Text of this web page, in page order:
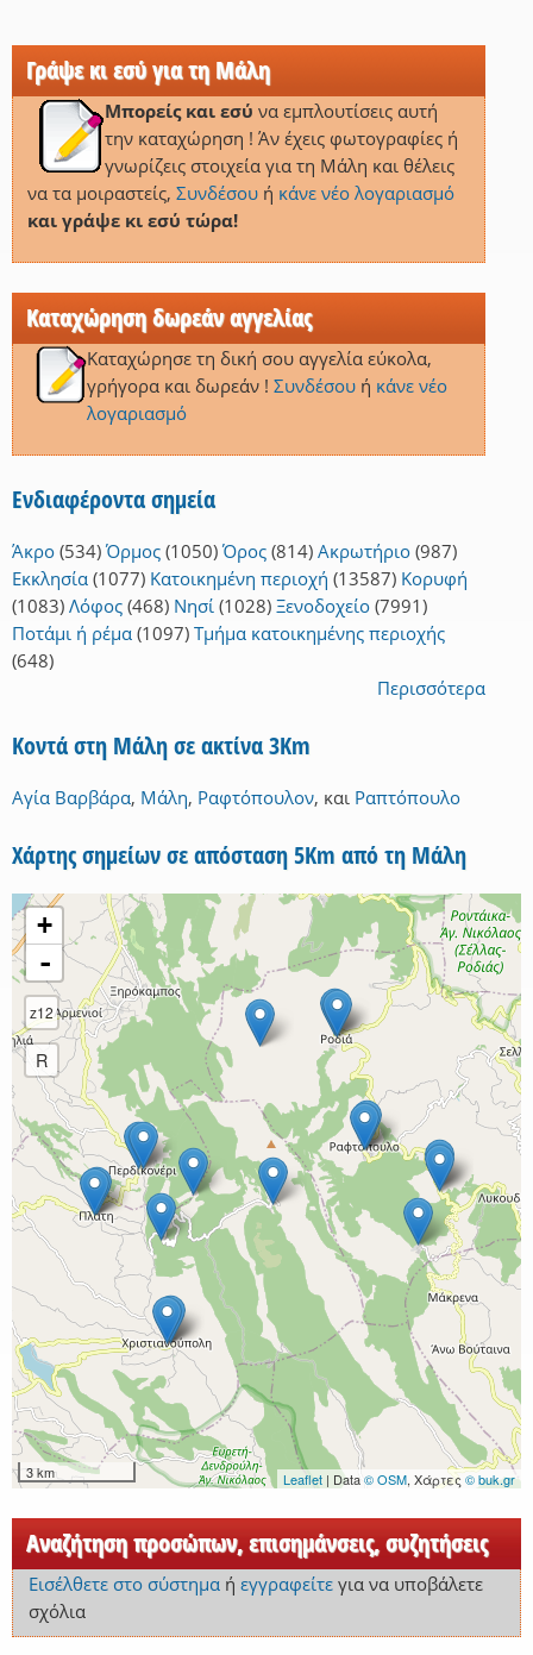
Γράψε κι εσύ για τη Μάλη
Μπορείς και εσύ να εμπλουτίσεις αυτή
την καταχώρηση ! Άν έχεις φωτογραφίες ή
γνωρίζεις στοιχεία για τη Μάλη και θέλεις
να τα μοιραστείς, Συνδέσουή κάνε νέο λογαριασμό
και γράψε κι εσύ τώρα!
Καταχώρηση δωρεάν αγγελίας
Καταχώρησε τη δική σου αγγελία εύκολα,
γρήγορα και δωρεάν ! Συνδέσουή κάνε νέο
λογαριασμό
Ενδιαφέροντα σημεία
Άκρο (534) Όρμος (1050) Όρος (814) Ακρωτήριο (987)
Εκκλησία (1077) Κατοικημένη περιοχή (13587) Κορυφή
(1083) Λόφος (468) Νησί (1028) Ξενοδοχείο (7991)
Ποτάμι ή ρέμα (1097) Τμήμα κατοικημένης περιοχής
(648)
Περισσότερα
Κοντά στη Μάλη σε ακτίνα 3Km
Αγία Βαρβάρα, Μάλη, Ραφτόπουλον, και Ραπτόπουλο
Χάρτης σημείων σε απόσταση 5Km από τη Μάλη
+
-
z12
R
3 km Leaflet | Data© OSM, Χάρτες© buk.gr
Αναζήτηση προσώπων, επισημάνσεις, συζητήσεις
Εισέλθετε στο σύστημαή εγγραφείτεγια να υποβάλετε
σχόλια